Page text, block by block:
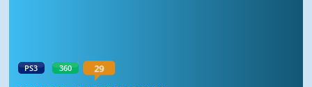
PS3 360 29